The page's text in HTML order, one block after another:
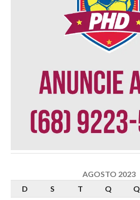
AGOSTO 2023
D
S T Q Q